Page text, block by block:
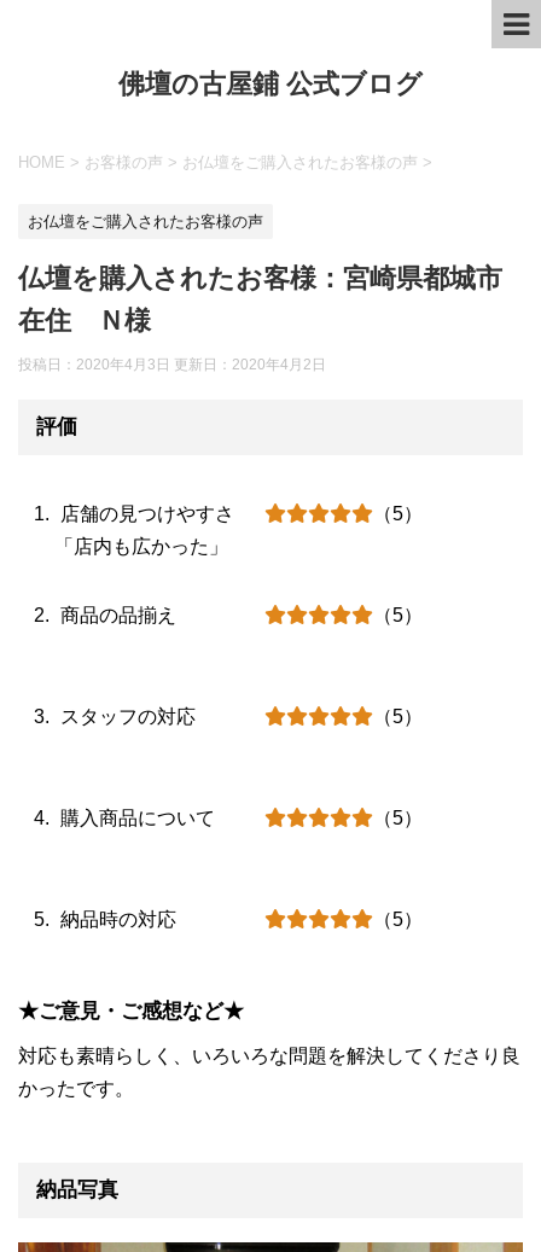
佛壇の古屋鋪 公式ブログ
HOME > お客様の声 > お仏壇をご購入されたお客様の声 >
お仏壇をご購入されたお客様の声
仏壇を購入されたお客様：宮崎県都城市
在住 Ｎ様
投稿日：2020年4月3日 更新日： 2020年4月2日
評価
店舗の見つけやすさ
（5）
「店内も広かった」
商品の品揃え （5）
スタッフの対応 （5）
購入商品について （5）
納品時の対応 （5）
★ご意見・ご感想など★
対応も素晴らしく、いろいろな問題を解決してくださり良
かったです。
納品写真